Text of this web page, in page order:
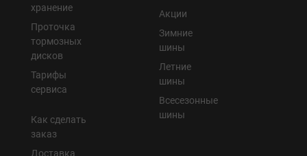
хранение
Проточка
тормозных
дисков
Тарифы
сервиса
Как сделать
заказ
Доставка
Акции
Зимние
шины
Летние
шины
Всесезонные
шины